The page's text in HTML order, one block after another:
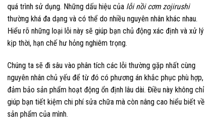
quá trình sử dụng. Những dấu hiệu của lỗi nồi cơm zojirushi
thường khá đa dạng và có thể do nhiều nguyên nhân khác nhau.
Hiểu rõ những loại lỗi này sẽ giúp bạn chủ động xác định và xử lý
kịp thời, hạn chế hư hỏng nghiêm trọng.
Chúng ta sẽ đi sâu vào phân tích các lỗi thường gặp nhất cùng
nguyên nhân chủ yếu để từ đó có phương án khắc phục phù hợp,
đảm bảo sản phẩm hoạt động ổn định lâu dài. Điều này không chỉ
giúp bạn tiết kiệm chi phí sửa chữa mà còn nâng cao hiểu biết về
sản phẩm của mình.